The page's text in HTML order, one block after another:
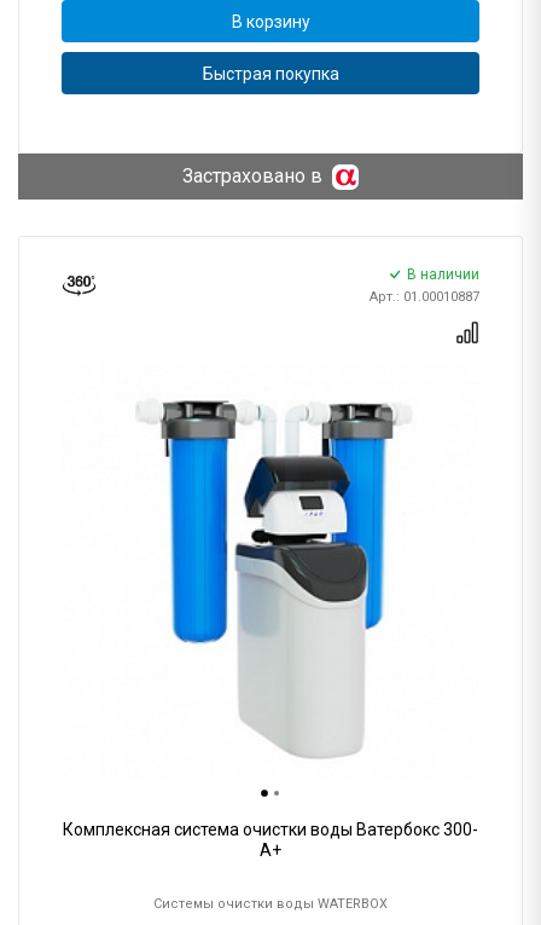
В корзину
Быстрая покупка
Застраховано в
В наличии
Арт.: 01.00010887
Комплексная система очистки воды Ватербокс 300-
А+
Системы очистки воды WATERBOX